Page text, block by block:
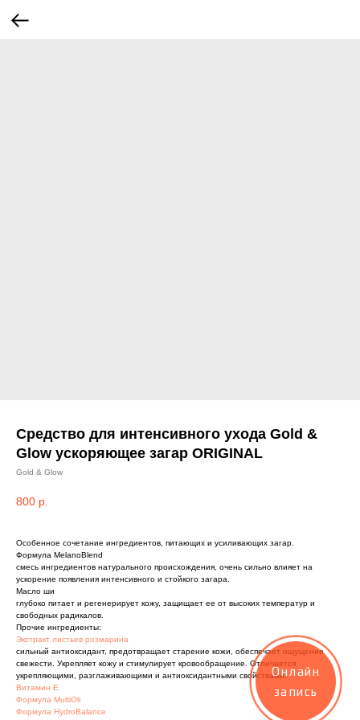
Средство для интенсивного ухода Gold &
Glow ускоряющее загар ORIGINAL
Gold & Glow
800 р.
Особенное сочетание ингредиентов, питающих и усиливающих загар.
Формула MelanoBlend
смесь ингредиентов натурального происхождения, очень сильно влияет на
ускорение появления интенсивного и стойкого загара.
Масло ши
глубоко питает и регенерирует кожу, защищает ее от высоких температур и
свободных радикалов.
Прочие ингредиенты:
Экстракт листьев розмарина
сильный антиоксидант, предотвращает старение кожи, обеспечает ощущение
свежести. Укрепляет кожу и стимулирует кровообращение. Отличается
укрепляющими, разглаживающими и антиоксидантными свойствами.
Витамин Е
Формула MultiOli
Формула HydroBalance
Онлайн
запись